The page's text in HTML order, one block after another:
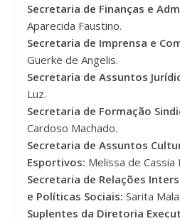
Secretaria de Finanças e
Aparecida Faustino.
Secretaria de Imprensa e
Guerke de Angelis.
Secretaria de Assuntos
Luz.
Secretaria de Formação
Cardoso Machado.
Secretaria de Assuntos
Esportivos: Melissa de Cassia
Secretaria de Relações
e Políticas Sociais: Sarita
Suplentes da Diretoria